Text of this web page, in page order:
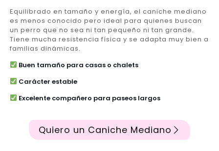
Equilibrado en tamaño y energía, el caniche mediano
es menos conocido pero ideal para quienes buscan
un perro que no sea ni tan pequeño ni tan grande.
Tiene mucha resistencia física y se adapta muy bien a
familias dinámicas.
Buen tamaño para casas o chalets
Carácter estable
Excelente compañero para paseos largos
Quiero un Caniche Mediano